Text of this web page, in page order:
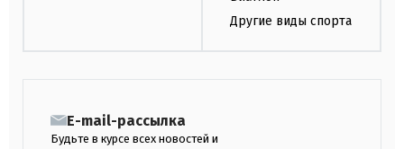
Другие виды спорта
E-mail-рассылка
Будьте в курсе всех новостей и